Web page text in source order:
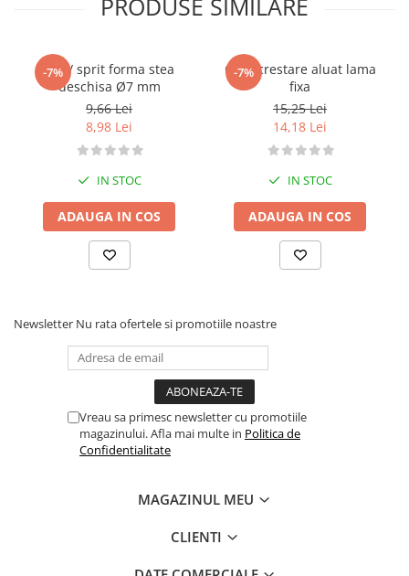
PRODUSE SIMILARE
-7%
Dui / sprit forma stea
deschisa Ø7 mm
9,66 Lei
8,98 Lei
IN STOC
ADAUGA IN COS
-7%
Cutit crestare aluat lama
fixa
15,25 Lei
14,18 Lei
IN STOC
ADAUGA IN COS
Newsletter Nu rata ofertele si promotiile noastre
Vreau sa primesc newsletter cu promotiile
magazinului. Afla mai multe in Politica de
Confidentialitate
MAGAZINUL MEU
CLIENTI